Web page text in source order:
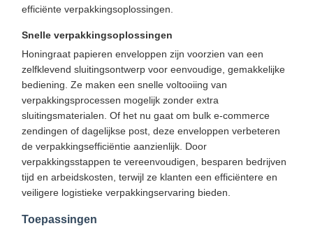
efficiënte verpakkingsoplossingen.
Snelle verpakkingsoplossingen
Honingraat papieren enveloppen zijn voorzien van een
zelfklevend sluitingsontwerp voor eenvoudige, gemakkelijke
bediening. Ze maken een snelle voltooiing van
verpakkingsprocessen mogelijk zonder extra
sluitingsmaterialen. Of het nu gaat om bulk e-commerce
zendingen of dagelijkse post, deze enveloppen verbeteren
de verpakkingsefficiëntie aanzienlijk. Door
verpakkingsstappen te vereenvoudigen, besparen bedrijven
tijd en arbeidskosten, terwijl ze klanten een efficiëntere en
veiligere logistieke verpakkingservaring bieden.
Toepassingen